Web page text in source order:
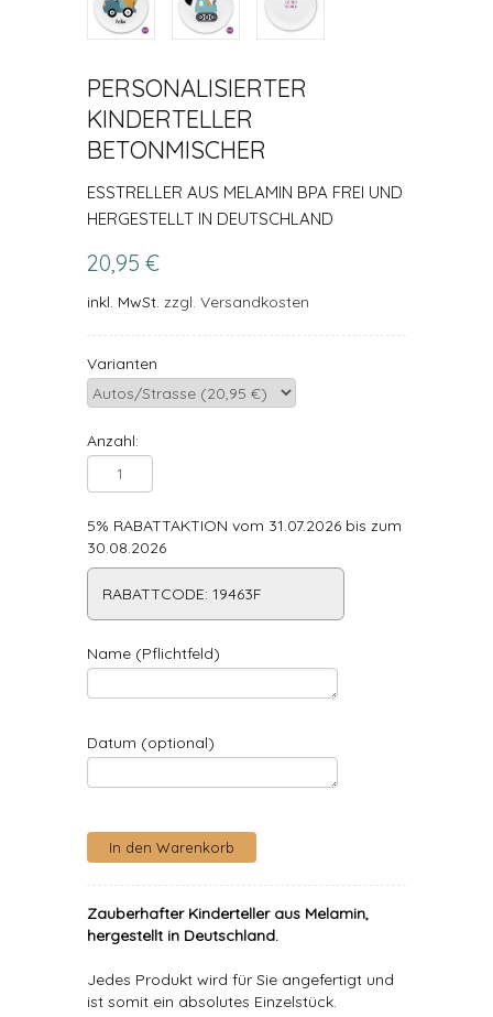
PERSONALISIERTER
KINDERTELLER
BETONMISCHER
ESSTRELLER AUS MELAMIN BPA FREI UND H
ERGESTELLT IN DEUTSCHLAND
20,95 €
inkl. MwSt. zzgl. Versandkosten
Varianten
Anzahl:
5% RABATTAKTION vom 31.07.2026 bis zum
30.08.2026
RABATTCODE: 19463F
Name (Pflichtfeld)
Datum (optional)
Zauberhafter Kinderteller aus Melamin,
hergestellt in Deutschland.
Jedes Produkt wird für Sie angefertigt und
ist somit ein absolutes Einzelstück.